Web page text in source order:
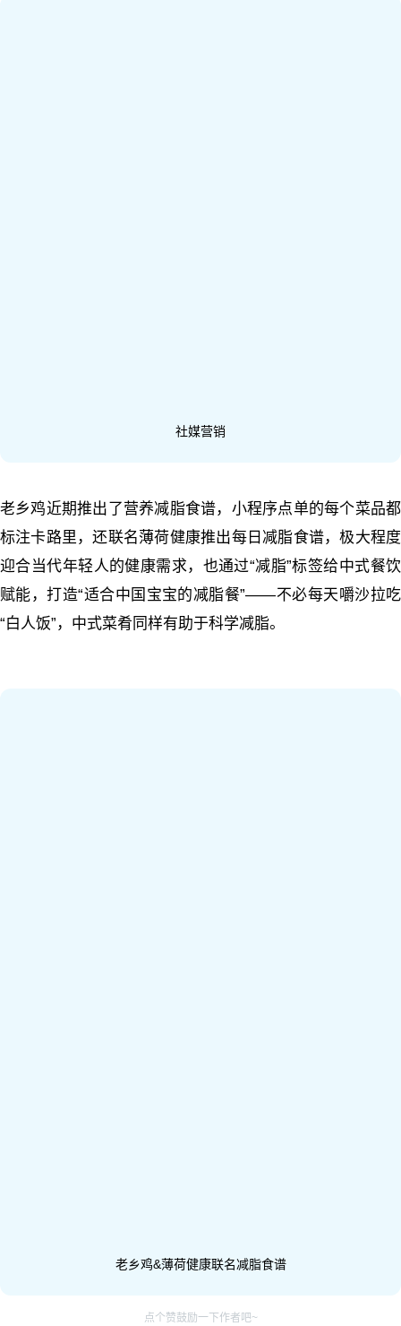
社媒营销
老乡鸡近期推出了营养减脂食谱，小程序点单的每个菜品都
标注卡路里，还联名薄荷健康推出每日减脂食谱，极大程度
迎合当代年轻人的健康需求，也通过“减脂”标签给中式餐饮
赋能，打造“适合中国宝宝的减脂餐”——不必每天嚼沙拉吃
“白人饭”，中式菜肴同样有助于科学减脂。
老乡鸡&薄荷健康联名减脂食谱
点个赞鼓励一下作者吧~